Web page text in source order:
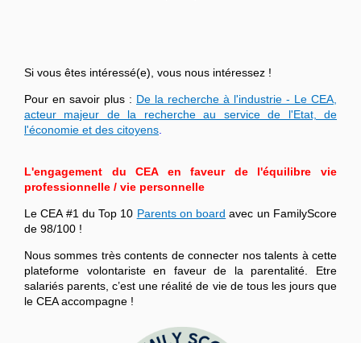
Si vous êtes intéressé(e), vous nous intéressez !
Pour en savoir plus : De la recherche à l'industrie - Le CEA,
acteur majeur de la recherche au service de l'Etat, de
l'économie et des citoyens
L'engagement du CEA en faveur de l'équilibre vie
professionnelle / vie personnelle
Le CEA #1 du Top 10 Parents on board avec un FamilyScore
de 98/100 !
Nous sommes très contents de connecter nos talents à cette
plateforme volontariste en faveur de la parentalité. Etre
salariés parents, c’est une réalité de vie de tous les jours que
le CEA accompagne !